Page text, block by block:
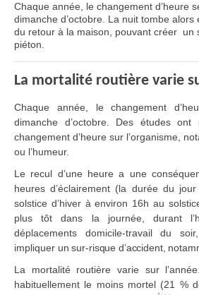
Chaque année, le changement d’heure
dimanche d’octobre. La nuit tombe
du retour à la maison, pouvant créer un
piéton.
La mortalité routière varie
Chaque année, le changement
dimanche d’octobre. Des études
changement d’heure sur l’organisme,
ou l’humeur.
Le recul d’une heure a une
heures d’éclairement (la durée du
solstice d’hiver à environ 16h au
plus tôt dans la journée, durant
déplacements domicile-travail du
impliquer un sur-risque d’accident,
La mortalité routière varie sur
habituellement le moins mortel (21 %